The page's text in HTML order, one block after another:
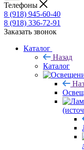
Телефоны
8 (918) 945-60-40
8 (918) 336-72-91
Заказать звонок
Каталог
Назад
Каталог